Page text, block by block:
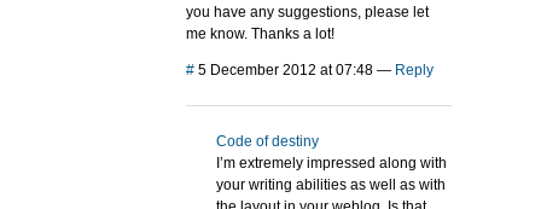
you have any suggestions, please let
me know. Thanks a lot!
# 5 December 2012 at 07:48 — Reply
Code of destiny
I’m extremely impressed along with
your writing abilities as well as with